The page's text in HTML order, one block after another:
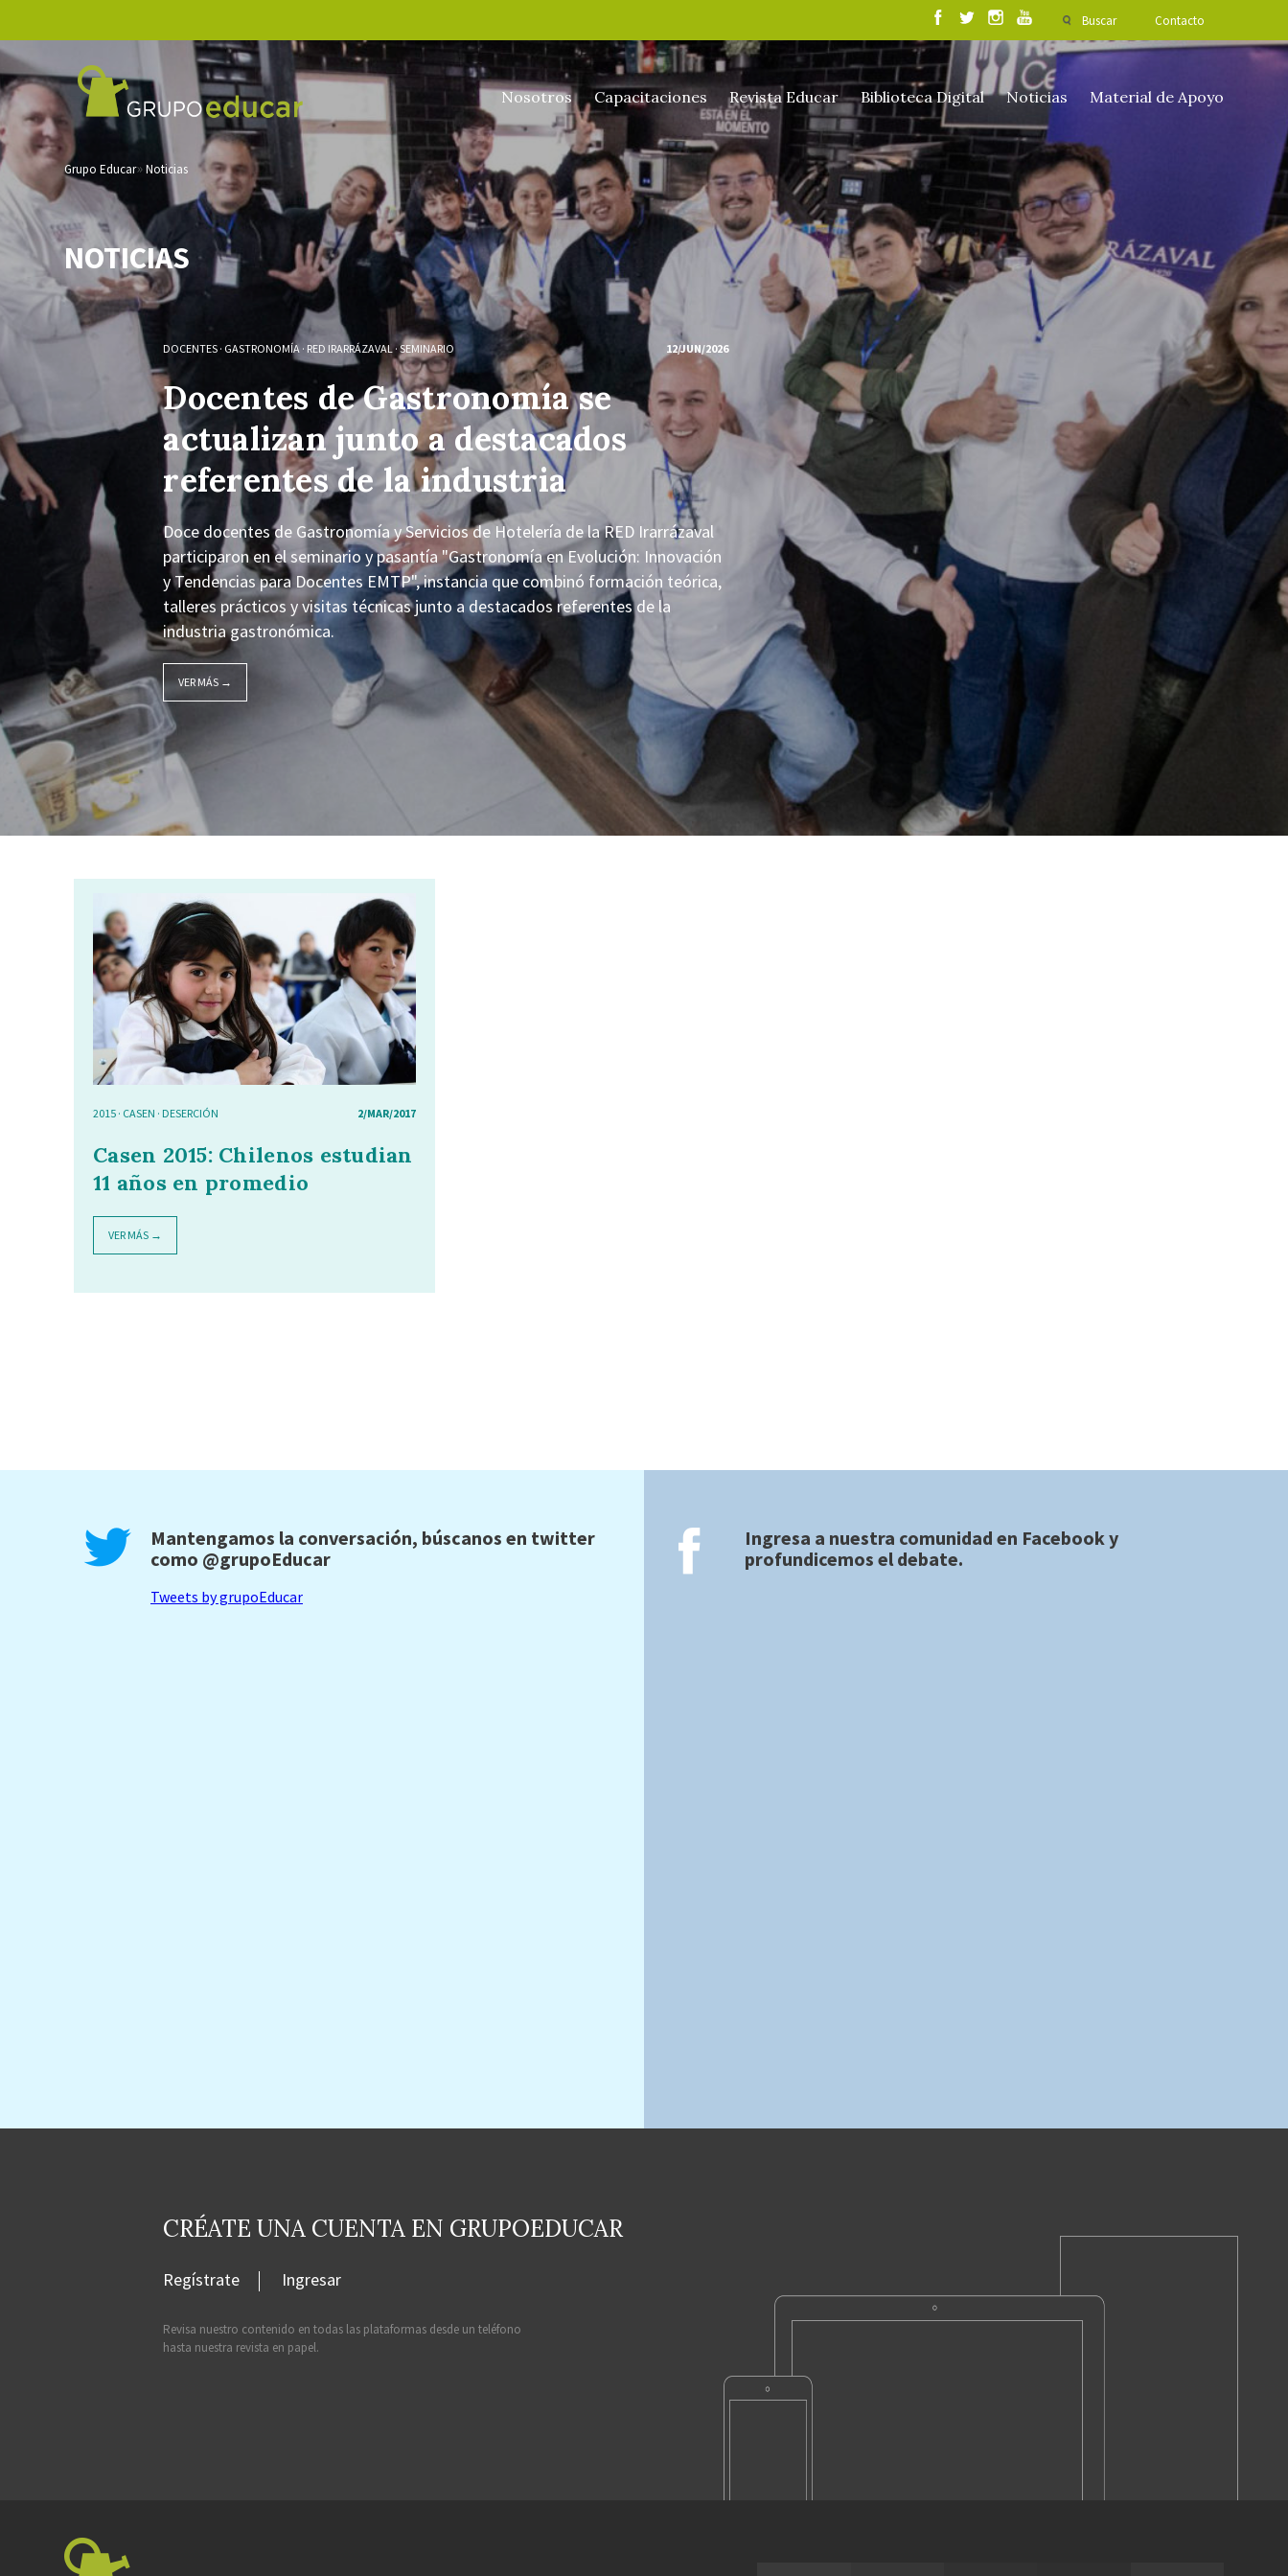
Buscar Contacto
Nosotros Capacitaciones Revista Educar Biblioteca Digital Noticias Material de Apoyo
Grupo Educar Noticias
NOTICIAS
DOCENTES · GASTRONOMÍA ·RED IRARRÁZAVAL·SEMINARIO 12/JUN/2026
Docentes de Gastronomía se
actualizan junto a destacados
referentes de la industria
Doce docentes de Gastronomía y Servicios de Hotelería de la RED Irarrázaval
participaron en el seminario y pasantía "Gastronomía en Evolución: Innovación
y Tendencias para Docentes EMTP", instancia que combinó formación teórica,
talleres prácticos y visitas técnicas junto a destacados referentes de la
industria gastronómica.
VER MÁS →
2015 · CASEN · DESERCIÓN 2/MAR/2017
Casen 2015: Chilenos estudian
11 años en promedio
VER MÁS →
Mantengamos la conversación, búscanos en twitter
como @grupoEducar
Tweets by grupoEducar
Ingresa a nuestra comunidad en Facebooky
profundicemos el debate.
CRÉATE UNA CUENTA EN GRUPOEDUCAR
Regístrate Ingresar
Revisa nuestro contenido en todas las plataformas desde un teléfono
hasta nuestra revista en papel.